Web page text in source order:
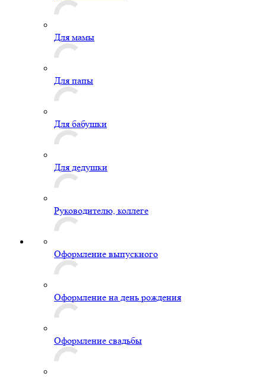
Для мамы
Для папы
Для бабушки
Для дедушки
Руководителю, коллеге
Оформление выпускного
Оформление на день рождения
Оформление свадьбы